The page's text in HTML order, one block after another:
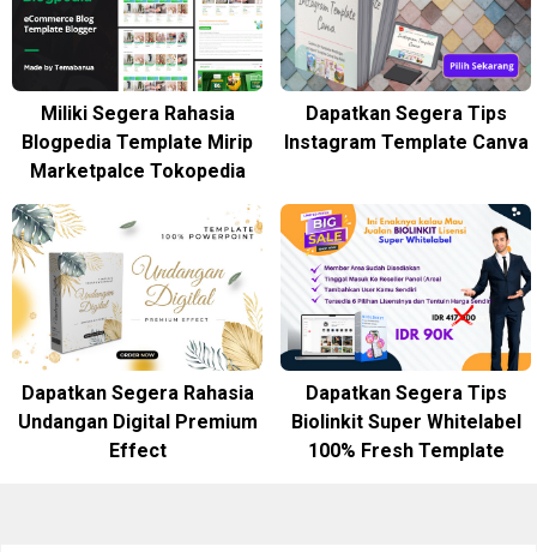
Miliki Segera Rahasia
Blogpedia Template Mirip
Marketpalce Tokopedia
Dapatkan Segera Tips
Instagram Template Canva
Dapatkan Segera Rahasia
Undangan Digital Premium
Effect
Dapatkan Segera Tips
Biolinkit Super Whitelabel
100% Fresh Template